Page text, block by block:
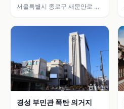
서울특별시 종로구 새문안로 45
경성 부민관 폭탄 의거지